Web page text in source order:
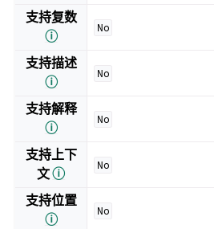
支持复数
ⓘ
No
支持描述
ⓘ
No
支持解释
ⓘ
No
支持上下
文ⓘ
No
支持位置
ⓘ
No